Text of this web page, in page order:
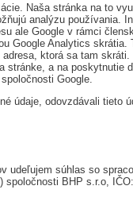
Naša stránka na to
analýzu používania.
ale Google v rámci
Google Analytics skrátia.
ktorá sa tam
stránke, a na
Google.
údaje, odovzdávali tieto
udeľujem súhlas so
spoločnosti BHP s.r.o,